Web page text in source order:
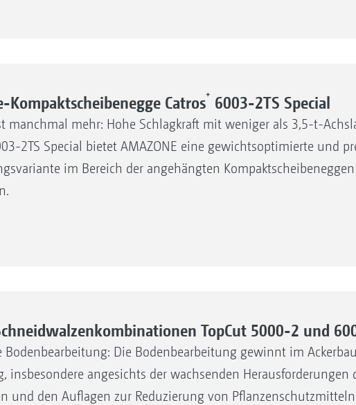
Kompaktscheibenegge Catros+ 6003-2TS Special
manchmal mehr: Hohe Schlagkraft mit weniger als 3,5-t-
2TS Special bietet AMAZONE eine gewichtsoptimierte und
im Bereich der angehängten
TopCut 5000-2 und
Bodenbearbeitung: Die Bodenbearbeitung gewinnt im
insbesondere angesichts der wachsenden Herausforderungen
und den Auflagen zur Reduzierung von